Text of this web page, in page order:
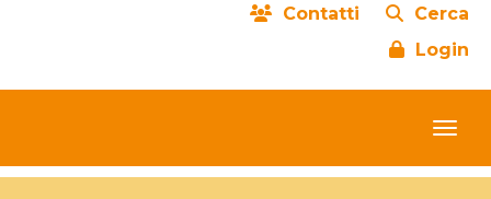
Contatti
Cerca
Login